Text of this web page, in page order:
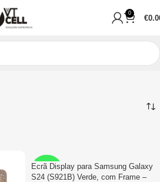
0
€
Telemóveis Samsung Galaxy S
RELIFE
Ecrã Display para Samsung Galaxy
S24 (S921B) Verde, com Frame –